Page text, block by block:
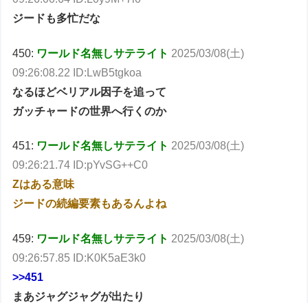
ジードも多忙だな
450: ワールド名無しサテライト 2025/03/08(土)
09:26:08.22 ID:LwB5tgkoa
なるほどベリアル因子を追って
ガッチャードの世界へ行くのか
451: ワールド名無しサテライト 2025/03/08(土)
09:26:21.74 ID:pYvSG++C0
Zはある意味
ジードの続編要素もあるんよね
459: ワールド名無しサテライト 2025/03/08(土)
09:26:57.85 ID:K0K5aE3k0
>>451
まあジャグジャグが出たり